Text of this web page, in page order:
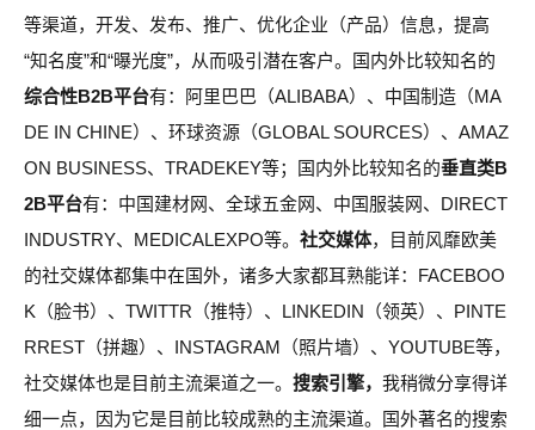
等渠道，开发、发布、推广、优化企业（产品）信息，提高
“知名度”和“曝光度”，从而吸引潜在客户。国内外比较知名的
综合性B2B平台有：阿里巴巴（ALIBABA）、中国制造（MA
DE IN CHINE）、环球资源（GLOBAL SOURCES）、AMAZ
ON BUSINESS、TRADEKEY等；国内外比较知名的垂直类B
2B平台有：中国建材网、全球五金网、中国服装网、DIRECT
INDUSTRY、MEDICALEXPO等。 社交媒体，目前风靡欧美
的社交媒体都集中在国外，诸多大家都耳熟能详：FACEBOO
K（脸书）、TWITTR（推特）、LINKEDIN（领英）、PINTE
RREST（拼趣）、INSTAGRAM（照片墙）、YOUTUBE等，
社交媒体也是目前主流渠道之一。 搜索引擎， 我稍微分享得详
细一点，因为它是目前比较成熟的主流渠道。国外著名的搜索